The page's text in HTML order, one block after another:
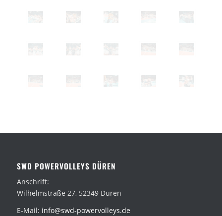
SWD POWERVOLLEYS DÜREN
Anschrift:
Wilhelmstraße 27, 52349 Düren
E-Mail: info@swd-powervolleys.de